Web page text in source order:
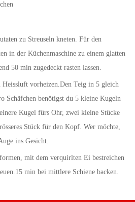
zu Streuseln kneten. Für den
in der Küchenmaschine zu einem glatten
50 min zugedeckt rasten lassen.
Heissluft vorheizen.Den Teig in 5 gleich
Schäfchen benötigst du 5 kleine Kugeln
Kugel fürs Ohr, zwei kleine Stücke
Stück für den Kopf. Wer möchte,
ins Gesicht.
mit dem verquirlten Ei bestreichen
min bei mittlere Schiene backen.